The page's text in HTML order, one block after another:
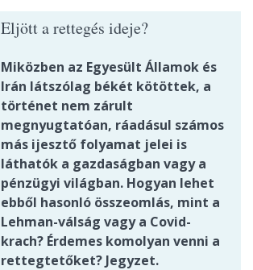
Eljött a rettegés ideje?
Miközben az Egyesült Államok és
Irán látszólag békét kötöttek, a
történet nem zárult
megnyugtatóan, ráadásul számos
más ijesztő folyamat jelei is
láthatók a gazdaságban vagy a
pénzügyi világban. Hogyan lehet
ebből hasonló összeomlás, mint a
Lehman-válság vagy a Covid-
krach? Érdemes komolyan venni a
rettegtetőket? Jegyzet.